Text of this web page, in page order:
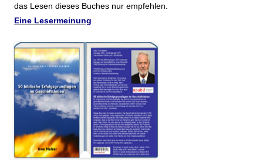
das Lesen dieses Buches nur empfehlen.
Eine Lesermeinung